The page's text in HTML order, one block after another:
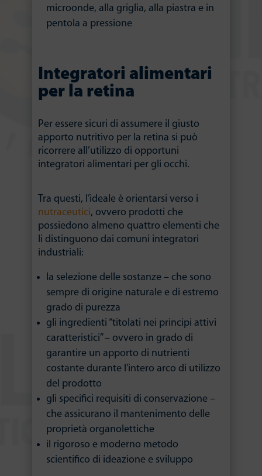
microonde, alla griglia, alla piastra e in
pentola a pressione
Integratori alimentari
per la retina
Per essere sicuri di assumere il giusto
apporto nutritivo per la retina si può
ricorrere all’utilizzo di opportuni
integratori alimentari per gli occhi.
Tra questi, l’ideale è orientarsi verso i
nutraceutici, ovvero prodotti che
possiedono almeno quattro elementi che
li distinguono dai comuni integratori
industriali:
la selezione delle sostanze – che sono
sempre di origine naturale e di estremo
grado di purezza
gli ingredienti “titolati nei principi attivi
caratteristici” – ovvero in grado di
garantire un apporto di nutrienti
costante durante l’intero arco di utilizzo
del prodotto
gli specifici requisiti di conservazione –
che assicurano il mantenimento delle
proprietà organolettiche
il rigoroso e moderno metodo
scientifico di ideazione e sviluppo